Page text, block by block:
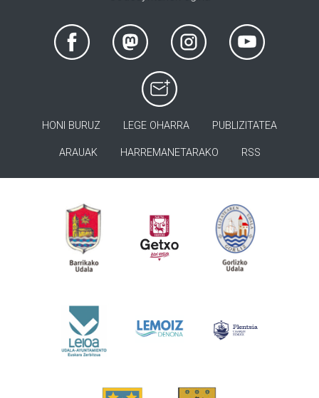
HONI BURUZ LEGE OHARRA PUBLIZITATEA
ARAUAK HARREMANETARAKO RSS